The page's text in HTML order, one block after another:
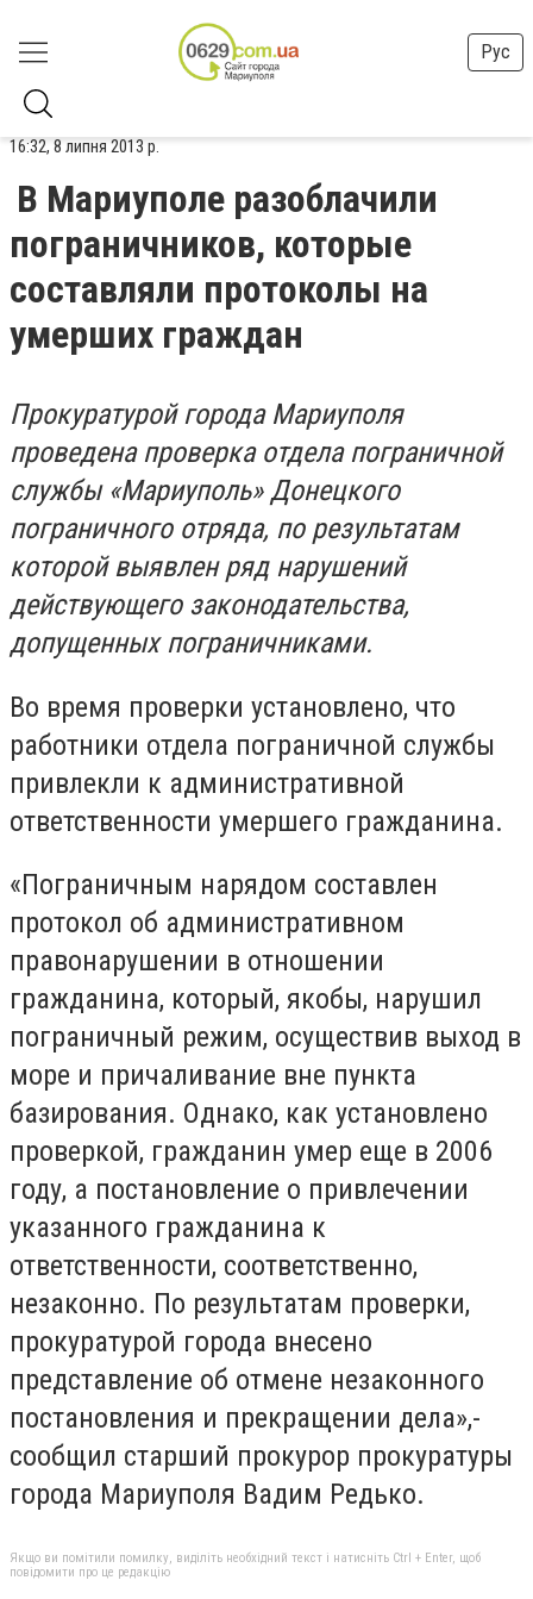
Рус
16:32, 8 липня 2013 р.
В Мариуполе разоблачили
пограничников, которые
составляли протоколы на
умерших граждан
Прокуратурой города Мариуполя
проведена проверка отдела пограничной
службы «Мариуполь» Донецкого
пограничного отряда, по результатам
которой выявлен ряд нарушений
действующего законодательства,
допущенных пограничниками.
Во время проверки установлено, что
работники отдела пограничной службы
привлекли к административной
ответственности умершего гражданина.
«Пограничным нарядом составлен
протокол об административном
правонарушении в отношении
гражданина, который, якобы, нарушил
пограничный режим, осуществив выход в
море и причаливание вне пункта
базирования. Однако, как установлено
проверкой, гражданин умер еще в 2006
году, а постановление о привлечении
указанного гражданина к
ответственности, соответственно,
незаконно. По результатам проверки,
прокуратурой города внесено
представление об отмене незаконного
постановления и прекращении дела»,-
сообщил старший прокурор прокуратуры
города Мариуполя Вадим Редько.
Якщо ви помітили помилку, виділіть необхідний текст і натисніть Ctrl + Enter, щоб
повідомити про це редакцію